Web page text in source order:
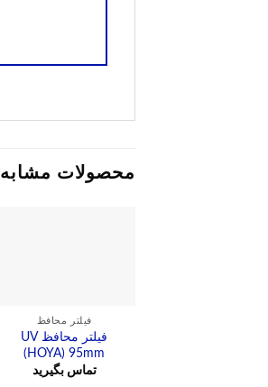
محصولات مشابه
فیلتر محافظ
فیلتر محافظ UV
(HOYA) 95mm
تماس بگیرید